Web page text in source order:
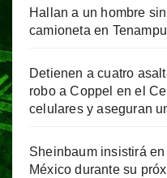
Hallan a un hombre
camioneta en
Detienen a cuatro
robo a Coppel en el
celulares y aseguran
Sheinbaum insistirá
México durante su